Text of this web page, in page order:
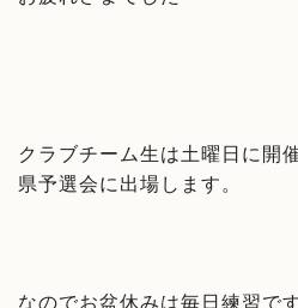
クラブチーム生は土曜日に開
県予選会に出場します。
なのでお盆休みは毎日練習で